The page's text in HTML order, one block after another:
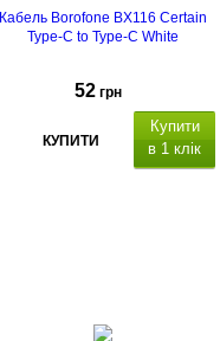
Кабель Borofone BX116 Certain
Type-C to Type-C White
52 грн
КУПИТИ
Купити
в 1 клік